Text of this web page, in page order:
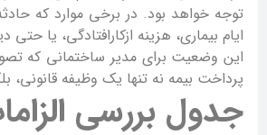
توجه خواهد بود. در برخی موارد که
ایام بیماری، هزینه ازکارافتادگی، یا
این وضعیت برای مدیر ساختمانی که
پرداخت بیمه نه تنها یک وظیفه
جدول بررسی